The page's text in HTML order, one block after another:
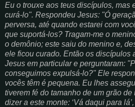
Eu o trouxe aos teus discípulos, mas
curá-lo". Respondeu Jesus: "Ó
perversa, até quando estarei com
que suportá-los? Tragam-me o
o demônio; este saiu do menino e,
ele ficou curado. Então os discípulos
Jesus em particular e perguntaram:
conseguimos expulsá-lo?" Ele
vocês têm é pequena. Eu lhes
tiverem fé do tamanho de um grão de
dizer a este monte: ‘Vá daqui para